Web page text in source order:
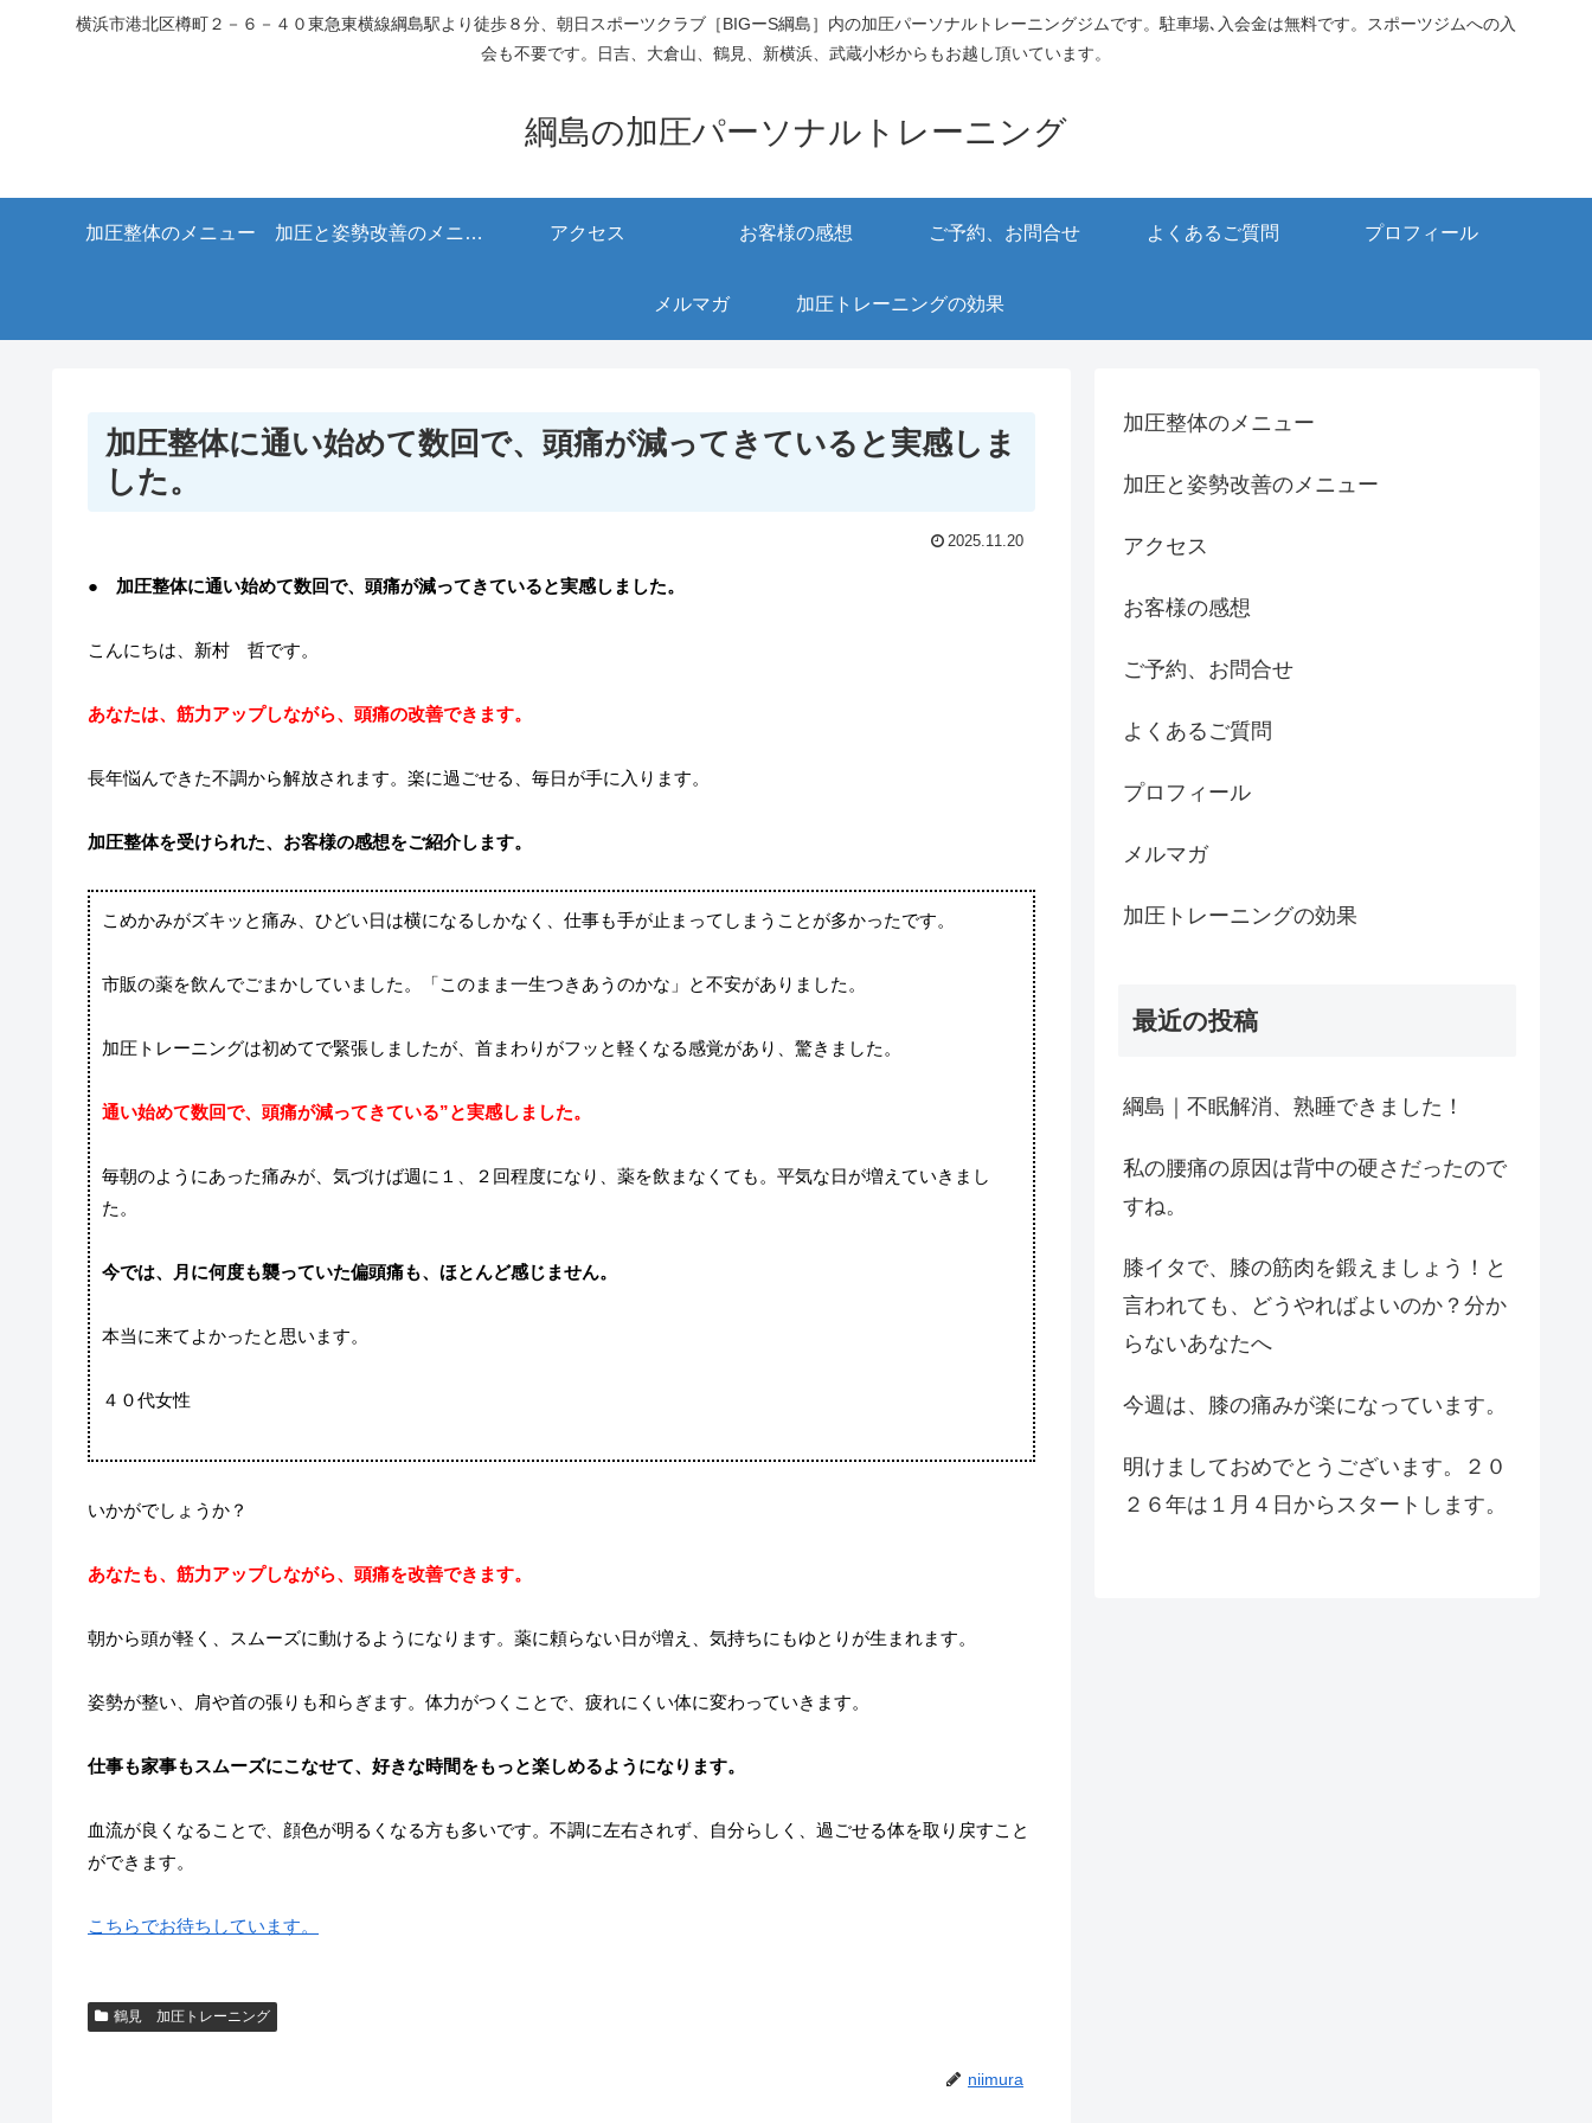
横浜市港北区樽町２－６－４０東急東横線綱島駅より徒歩８分、朝日スポーツクラブ［BIGーS綱島］内の加圧パーソナルトレーニングジムです。駐車場､入会金は無料です。スポーツジムへの入
会も不要です。日吉、大倉山、鶴見、新横浜、武蔵小杉からもお越し頂いています。
綱島の加圧パーソナルトレーニング
加圧整体のメニュー 加圧と姿勢改善のメニュ アクセス お客様の感想 ご予約、お問合せ よくあるご質問 プロフィール
メルマガ 加圧トレーニングの効果
加圧整体に通い始めて数回で、頭痛が減ってきていると実感しま
した。
2025.11.20
● 加圧整体に通い始めて数回で、頭痛が減ってきていると実感しました。
こんにちは、新村 哲です。
あなたは、筋力アップしながら、頭痛の改善できます。
長年悩んできた不調から解放されます。楽に過ごせる、毎日が手に入ります。
加圧整体を受けられた、お客様の感想をご紹介します。
こめかみがズキッと痛み、ひどい日は横になるしかなく、仕事も手が止まってしまうことが多かったです。
市販の薬を飲んでごまかしていました。「このまま一生つきあうのかな」と不安がありました。
加圧トレーニングは初めてで緊張しましたが、首まわりがフッと軽くなる感覚があり、驚きました。
通い始めて数回で、頭痛が減ってきている”と実感しました。
毎朝のようにあった痛みが、気づけば週に１、２回程度になり、薬を飲まなくても。平気な日が増えていきまし
た。
今では、月に何度も襲っていた偏頭痛も、ほとんど感じません。
本当に来てよかったと思います。
４０代女性
いかがでしょうか？
あなたも、筋力アップしながら、頭痛を改善できます。
朝から頭が軽く、スムーズに動けるようになります。薬に頼らない日が増え、気持ちにもゆとりが生まれます。
姿勢が整い、肩や首の張りも和らぎます。体力がつくことで、疲れにくい体に変わっていきます。
仕事も家事もスムーズにこなせて、好きな時間をもっと楽しめるようになります。
血流が良くなることで、顔色が明るくなる方も多いです。不調に左右されず、自分らしく、過ごせる体を取り戻すこと
ができます。
こちらでお待ちしています。
鶴見 加圧トレーニング
niimura
加圧整体のメニュー
加圧と姿勢改善のメニュー
アクセス
お客様の感想
ご予約、お問合せ
よくあるご質問
プロフィール
メルマガ
加圧トレーニングの効果
最近の投稿
綱島｜不眠解消、熟睡できました！
私の腰痛の原因は背中の硬さだったので
すね。
膝イタで、膝の筋肉を鍛えましょう！と
言われても、どうやればよいのか？分か
らないあなたへ
今週は、膝の痛みが楽になっています。
明けましておめでとうございます。２０
２６年は１月４日からスタートします。